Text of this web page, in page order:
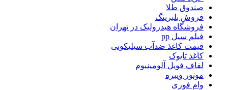
صندوق طلا
فروش بلبرینگ
فروشگاه هیدرولیک در تهران
فیلم سیل pp
قیمت کاغذ ضدآب سیلیکونی
کاغذ تایوک
لفاف فویل آلومینیوم
موتور ویبره
وام فوری